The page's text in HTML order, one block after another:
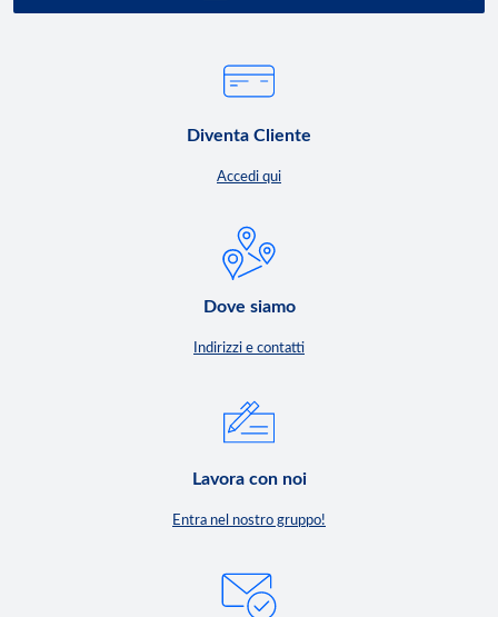
Diventa Cliente
Accedi qui
Dove siamo
Indirizzi e contatti
Lavora con noi
Entra nel nostro gruppo!